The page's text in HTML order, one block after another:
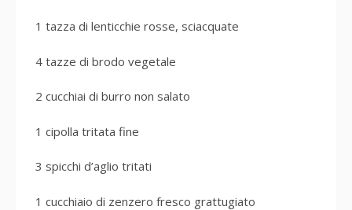
1 tazza di lenticchie rosse, sciacquate
4 tazze di brodo vegetale
2 cucchiai di burro non salato
1 cipolla tritata fine
3 spicchi d’aglio tritati
1 cucchiaio di zenzero fresco grattugiato